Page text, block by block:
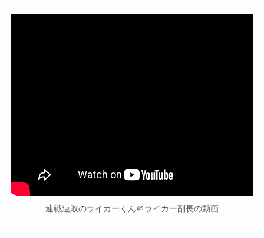
連戦連敗のライカーくん＠ライカー副長の動画